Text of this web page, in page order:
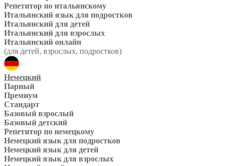
Репетитор по итальянскому
Итальянский язык для подростков
Итальянский для детей
Итальянский для взрослых
Итальянский онлайн
(для детей, взрослых, подростков)
Немецкий
Парный
Премиум
Стандарт
Базовый взрослый
Базовый детский
Репетитор по немецкому
Немецкий язык для подростков
Немецкий язык для детей
Немецкий язык для взрослых